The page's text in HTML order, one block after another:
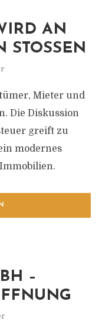
AN
Mieter und
Die Diskussion
greift zu
modernes
–